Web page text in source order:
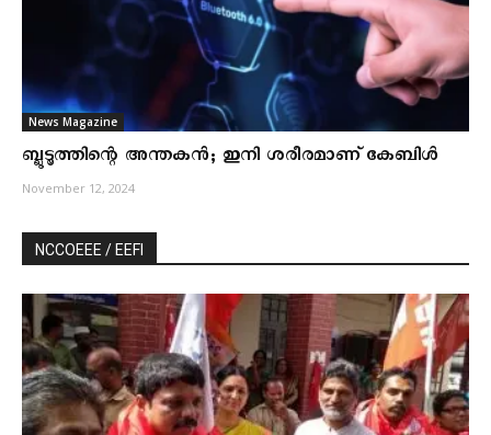
News Magazine
ബ്ലൂടൂത്തിന്റെ അന്തകൻ; ഇനി ശരീരമാണ് കേബിൾ
November 12, 2024
NCCOEEE / EEFI